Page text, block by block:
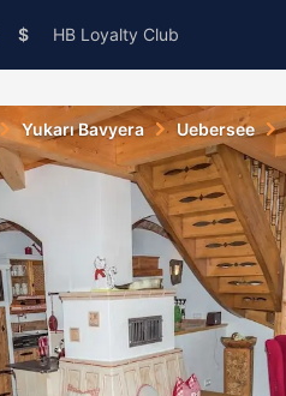
$ HB Loyalty Club
Yukarı Bavyera Uebersee